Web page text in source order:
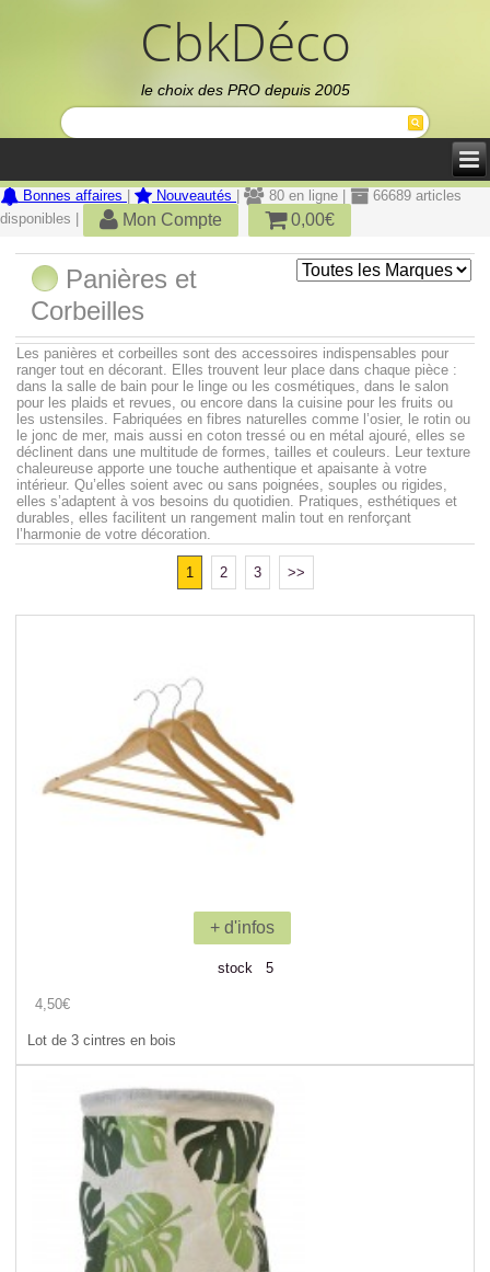
CbkDéco
le choix des PRO depuis 2005
Bonnes affaires Nouveautés 80 en ligne |
66689 articles
disponibles |
Mon Compte 0,00€
Panières et
Corbeilles
Les panières et corbeilles sont des accessoires indispensables pour
ranger tout en décorant. Elles trouvent leur place dans chaque pièce :
dans la salle de bain pour le linge ou les cosmétiques, dans le salon
pour les plaids et revues, ou encore dans la cuisine pour les fruits ou
les ustensiles. Fabriquées en fibres naturelles comme l’osier, le rotin ou
le jonc de mer, mais aussi en coton tressé ou en métal ajouré, elles se
déclinent dans une multitude de formes, tailles et couleurs. Leur texture
chaleureuse apporte une touche authentique et apaisante à votre
intérieur. Qu’elles soient avec ou sans poignées, souples ou rigides,
elles s’adaptent à vos besoins du quotidien. Pratiques, esthétiques et
durables, elles facilitent un rangement malin tout en renforçant
l’harmonie de votre décoration.
1 2 3 >>
+ d'infos
stock 5
4,50€
Lot de 3 cintres en bois